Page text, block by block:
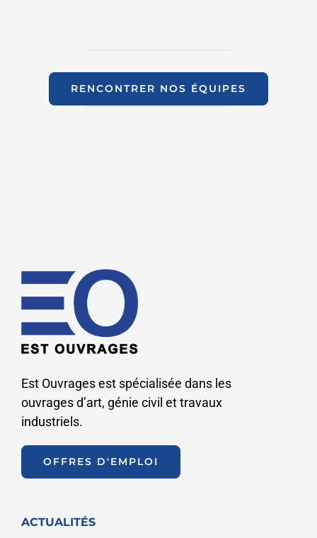
RENCONTRER NOS ÉQUIPES
Est Ouvrages est spécialisée dans les
ouvrages d’art, génie civil et travaux
industriels.
OFFRES D'EMPLOI
ACTUALITÉS